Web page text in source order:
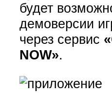
будет
демоверсии
через сервис
NOW».